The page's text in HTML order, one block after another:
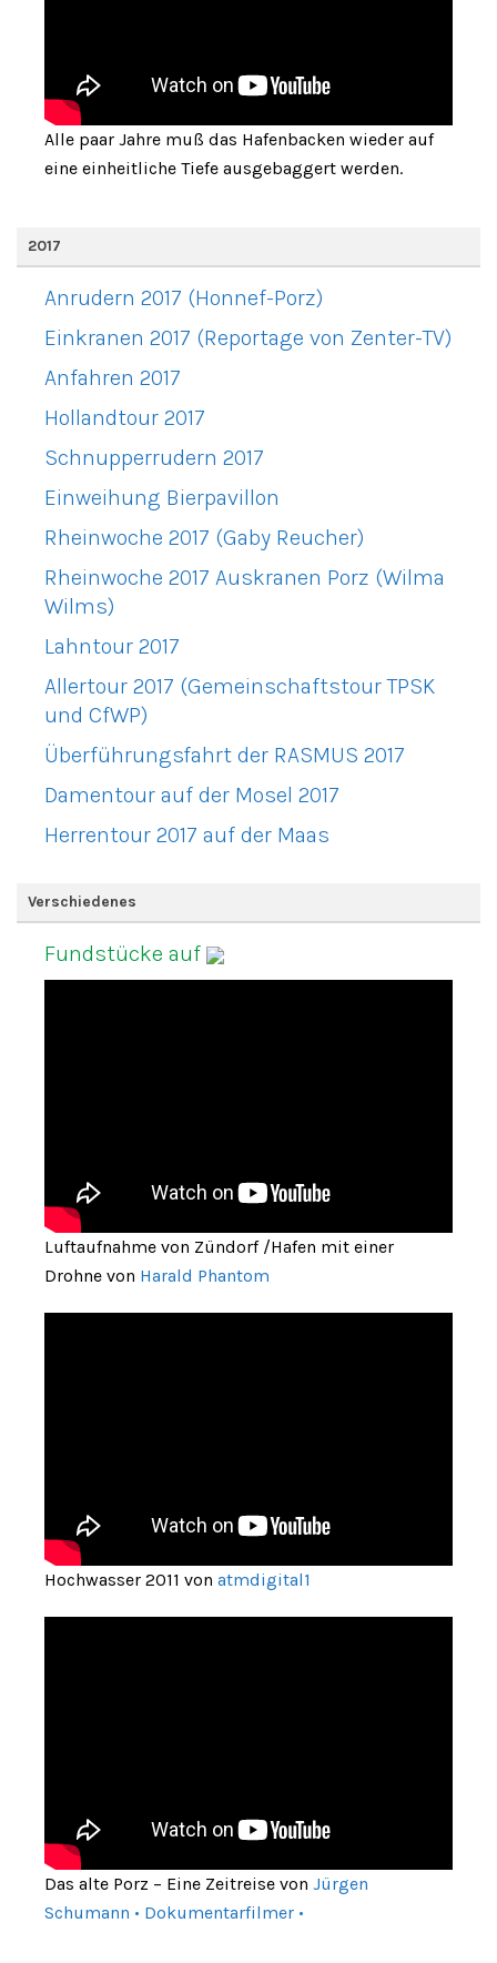
Alle paar Jahre muß das Hafenbacken wieder auf
eine einheitliche Tiefe ausgebaggert werden.
2017
Anrudern 2017 (Honnef-Porz)
Einkranen 2017 (Reportage von Zenter-TV)
Anfahren 2017
Hollandtour 2017
Schnupperrudern 2017
Einweihung Bierpavillon
Rheinwoche 2017 (Gaby Reucher)
Rheinwoche 2017 Auskranen Porz (Wilma
Wilms)
Lahntour 2017
Allertour 2017 (Gemeinschaftstour TPSK
und CfWP)
Überführungsfahrt der RASMUS 2017
Damentour auf der Mosel 2017
Herrentour 2017 auf der Maas
Verschiedenes
Fundstücke auf
Luftaufnahme von Zündorf /Hafen mit einer
Drohne von Harald Phantom
Hochwasser 2011 von atmdigital1
Das alte Porz – Eine Zeitreise von Jürgen
Schumann • Dokumentarfilmer •